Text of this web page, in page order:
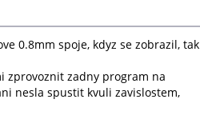
0.8mm spoje, kdyz se zobrazil, tak
zprovoznit zadny program na
nesla spustit kvuli zavislostem,